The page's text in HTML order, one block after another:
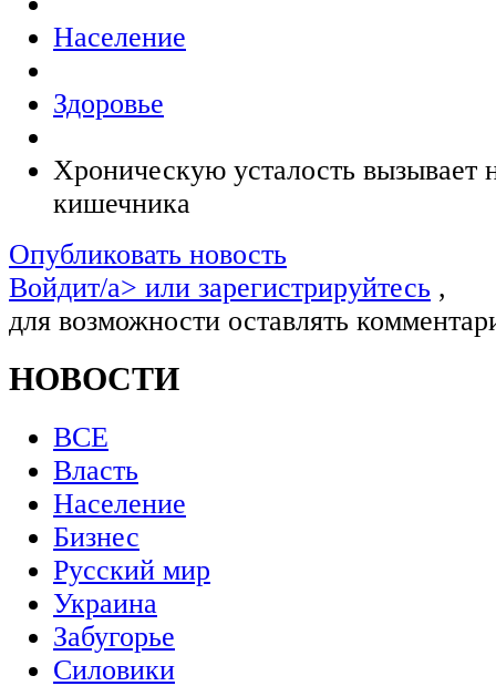
Население
Здоровье
Хроническую усталость
кишечника
Опубликовать новость
Войдит/a> или зарегистрируйтесь ,
для возможности оставлять
НОВОСТИ
ВСЕ
Власть
Население
Бизнес
Русский мир
Украина
Забугорье
Силовики